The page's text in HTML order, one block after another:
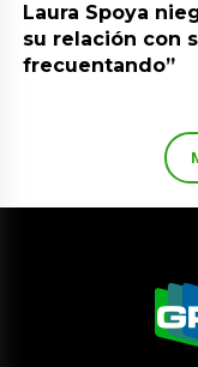
Laura Spoya
su relación con
frecuentando”